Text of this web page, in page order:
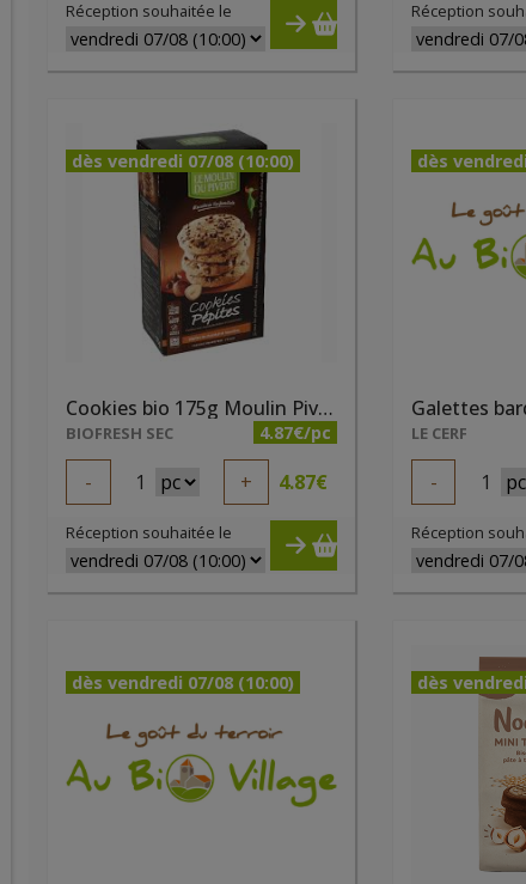
Réception souhaitée le Réception
dès vendredi 07/08 (10:00)
Cookies bio 175g Moulin Pivert
BIOFRESH SEC 4.87€/pc
- 1 + 4.87€
Réception souhaitée le
dès
LE CERF
- 1
Réception
dès vendredi 07/08 (10:00) dès